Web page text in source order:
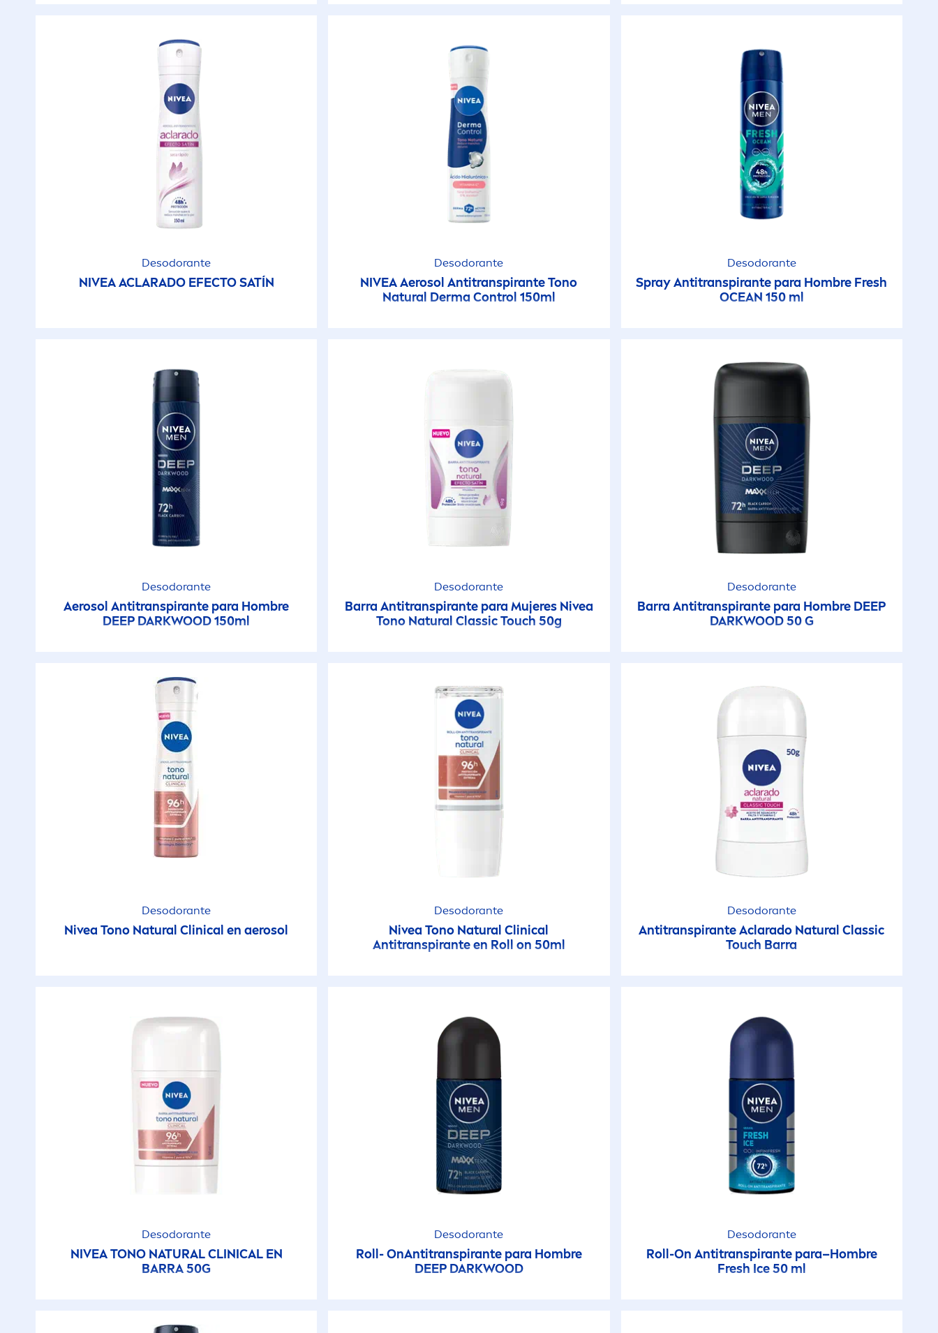
Desodorante
NIVEAACLARADO EFECTO SATÍN
Desodorante
NIVEAAerosol Antitranspirante Tono
Natural Derma Control 150ml
Desodorante
Spray Antitranspirante para Hombre Fresh
OCEAN 150 ml
Desodorante
Aerosol Antitranspirante para Hombre
DEEP DARKWOOD 150ml
Desodorante
Barra Antitranspirante para Mujeres Nivea
Tono Natural Classic Touch 50g
Desodorante
Barra Antitranspirante para Hombre DEEP
DARKWOOD 50 G
Desodorante
NiveaTono Natural Clinical en aerosol
Desodorante
NiveaTono Natural Clinical
Antitranspirante en Roll on 50ml
Desodorante
Antitranspirante Aclarado Natural Classic
Touch Barra
Desodorante
NIVEATONO NATURALCLINICAL EN
BARRA 50G
Desodorante
Roll- OnAntitranspirante para Hombre
DEEPDARKWOOD
Desodorante
Roll-On Antitranspirante para–Hombre
Fresh Ice 50 ml